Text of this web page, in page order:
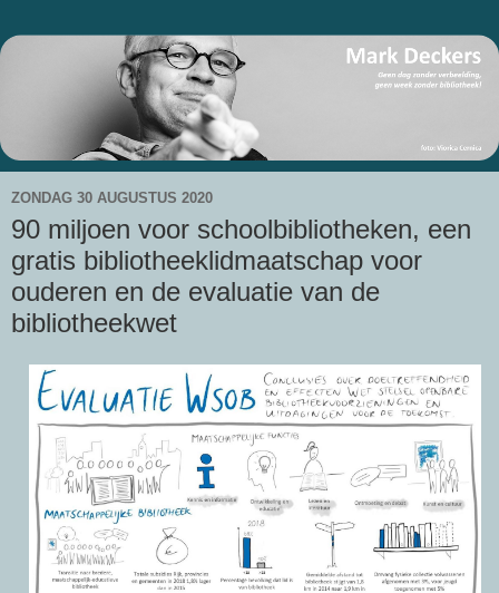
ZONDAG 30 AUGUSTUS 2020
90 miljoen voor schoolbibliotheken, een
gratis bibliotheeklidmaatschap voor
ouderen en de evaluatie van de
bibliotheekwet